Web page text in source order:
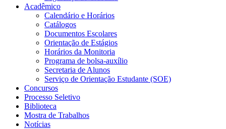
Acadêmico
Calendário e Horários
Catálogos
Documentos Escolares
Orientação de Estágios
Horários da Monitoria
Programa de bolsa-auxílio
Secretaria de Alunos
Serviço de Orientação Estudante (SOE)
Concursos
Processo Seletivo
Biblioteca
Mostra de Trabalhos
Notícias